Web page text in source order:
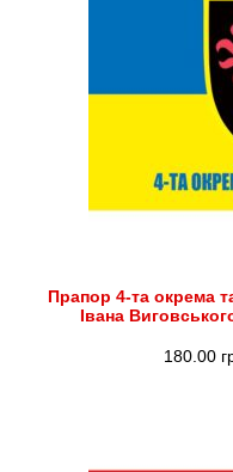
Прапор 4-та окрема
Івана
180.00